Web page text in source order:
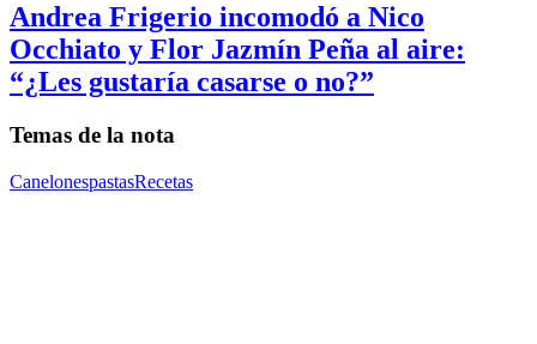
Andrea Frigerio incomodó a Nico
Occhiato y Flor Jazmín Peña al aire:
“¿Les gustaría casarse o no?”
Temas de la nota
CanelonespastasRecetas